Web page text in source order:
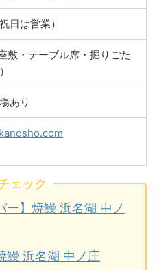
日は営業）
敷・テーブル席・掘りごた
あり
ェック
ー】焼鰻 浜名湖 中ノ
鰻 浜名湖 中ノ庄